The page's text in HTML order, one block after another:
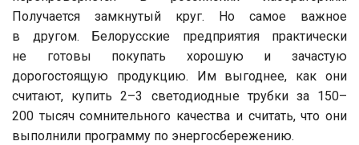
Получается замкнутый круг. Но самое важное
в другом. Белорусские предприятия практически
не готовы покупать хорошую и зачастую
дорогостоящую продукцию. Им выгоднее, как они
считают, купить 2–3 светодиодные трубки за 150–
200 тысяч сомнительного качества и считать, что они
выполнили программу по энергосбережению.